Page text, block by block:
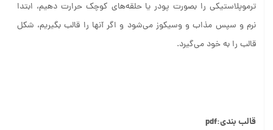
ترموپلاستیکی را بصورت پودر یا حلقه‌های کوچک حرارت دهیم، ابتدا
نرم و سپس مذاب و وسیکوز می‌شود و اگر آنها را قالب بگیریم، شکل
قالب را به خود می‌گیرد.
قالب بندی:pdf